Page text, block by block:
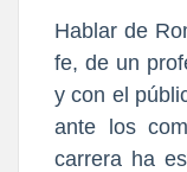
Hablar de
fe, de un
y con el
ante los
carrera ha